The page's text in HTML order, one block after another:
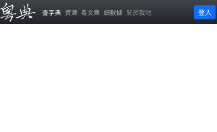
查字典 資源 粵文庫 細數據 關於我哋 登入